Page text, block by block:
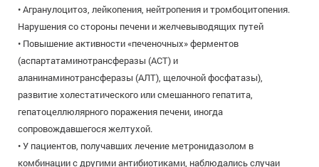
• Агранулоцитоз, лейкопения, нейтропения и тромбоцитопения.
Нарушения со стороны печени и желчевыводящих путей
• Повышение активности «печеночных» ферментов
(аспартатаминотрансферазы (АСТ) и
аланинаминотрансферазы (АЛТ), щелочной фосфатазы),
развитие холестатического или смешанного гепатита,
гепатоцеллюлярного поражения печени, иногда
сопровождавшегося желтухой.
• У пациентов, получавших лечение метронидазолом в
комбинации с другими антибиотиками, наблюдались случаи